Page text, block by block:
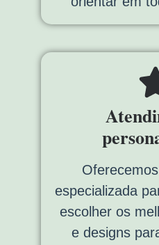
especializada
escolher os
e designs